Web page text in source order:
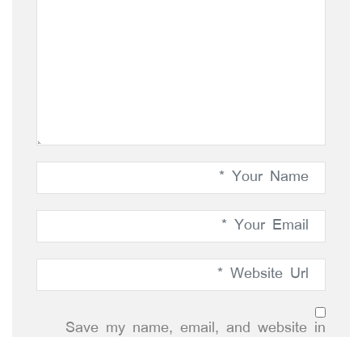
Save my name, email, and website in